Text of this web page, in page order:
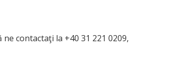
contactaţi la +40 31 221 0209,